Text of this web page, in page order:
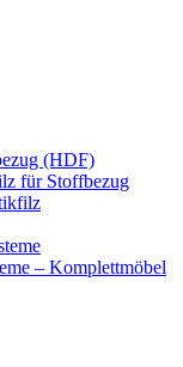
(HDF)
für Stoffbezug
– Komplettmöbel